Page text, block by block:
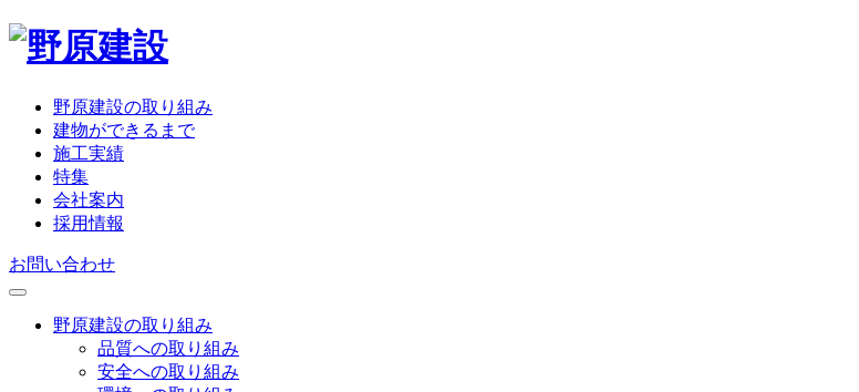
野原建設の取り組み
建物ができるまで
施工実績
特集
会社案内
採用情報
お問い合わせ
野原建設の取り組み
品質への取り組み
安全への取り組み